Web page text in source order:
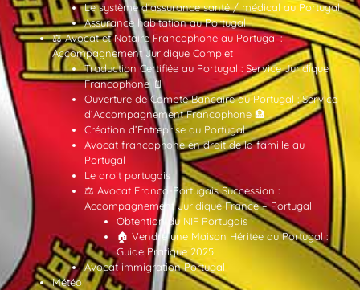
Le système d’assurance santé / médical au Portugal
Assurance habitation au Portugal
⚖️ Avocat et Notaire Francophone au Portugal :
Accompagnement Juridique Complet
Traduction Certifiée au Portugal : Service Juridique
Francophone 📄
Ouverture de Compte Bancaire au Portugal : Service
d’Accompagnement Francophone 🏦
Création d’Entreprise au Portugal
Avocat francophone en droit de la famille au
Portugal
Le droit portugais
⚖️ Avocat Franco-Portugais Succession :
Accompagnement Juridique France – Portugal
Obtention du NIF Portugais
🏠 Vendre une Maison Héritée au Portugal :
Guide Pratique 2025
Avocat immigration Portugal
Météo